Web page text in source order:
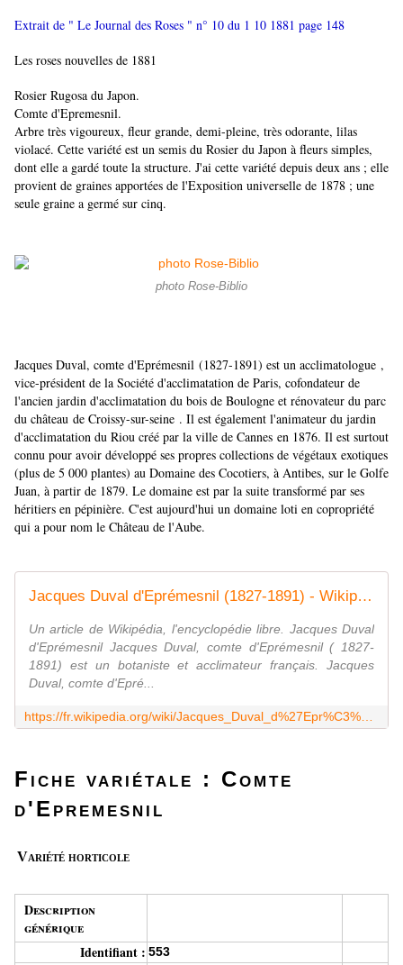
Extrait de " Le Journal des Roses " n° 10 du 1 10 1881 page 148
Les roses nouvelles de 1881
Rosier Rugosa du Japon.
Comte d'Epremesnil.
Arbre très vigoureux, fleur grande, demi-pleine, très odorante, lilas
violacé. Cette variété est un semis du Rosier du Japon à fleurs simples,
dont elle a gardé toute la structure. J'ai cette variété depuis deux ans ; elle
provient de graines apportées de l'Exposition universelle de 1878 ; une
seule graine a germé sur cinq.
photo Rose-Biblio
Jacques Duval, comte d'Eprémesnil (1827-1891) est un acclimatologue ,
vice-président de la Société d'acclimatation de Paris, cofondateur de
l'ancien jardin d'acclimatation du bois de Boulogne et rénovateur du parc
du château de Croissy-sur-seine . Il est également l'animateur du jardin
d'acclimatation du Riou créé par la ville de Cannes en 1876. Il est surtout
connu pour avoir développé ses propres collections de végétaux exotiques
(plus de 5 000 plantes) au Domaine des Cocotiers, à Antibes, sur le Golfe
Juan, à partir de 1879. Le domaine est par la suite transformé par ses
héritiers en pépinière. C'est aujourd'hui un domaine loti en copropriété
qui a pour nom le Château de l'Aube.
Jacques Duval d'Eprémesnil (1827-1891) - Wikipédia
Un article de Wikipédia, l'encyclopédie libre. Jacques Duval
d'Eprémesnil Jacques Duval, comte d'Eprémesnil ( 1827-
1891) est un botaniste et acclimateur français. Jacques
Duval, comte d'Epré...
Fiche variétale : Comte
d'Epremesnil
Variété horticole
Description
générique
Identifiant : 553